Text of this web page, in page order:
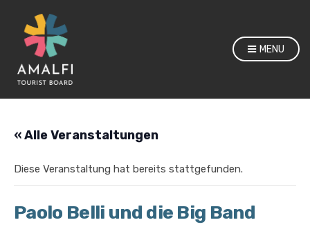
MENU
« Alle Veranstaltungen
Diese Veranstaltung hat bereits stattgefunden.
Paolo Belli und die Big Band